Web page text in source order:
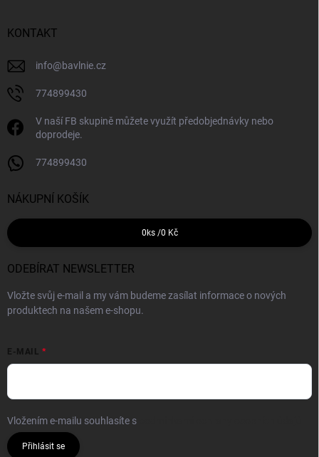
KONTAKT
info@bavlnie.cz
774899430
V naší FB skupině můžete využít předobjednávky nebo
doprodeje.
774899430
NÁKUPNÍ KOŠÍK
0 ks /0 Kč
ODEBÍRAT NEWSLETTER
Vložte svůj e-mail a my vám budeme zasílat informace o nových
produktech na našem e-shopu.
E-MAIL
Vložením e-mailu souhlasíte s
Přihlásit se